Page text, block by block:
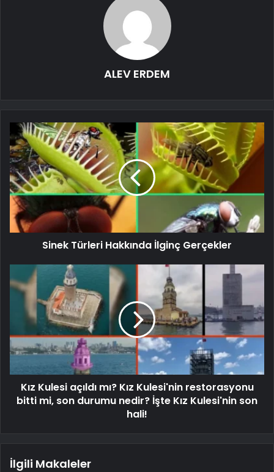
ALEV ERDEM
Sinek Türleri Hakkında İlginç Gerçekler
Kız Kulesi açıldı mı? Kız Kulesi'nin restorasyonu
bitti mi, son durumu nedir? İşte Kız Kulesi'nin son
hali!
İlgili Makaleler